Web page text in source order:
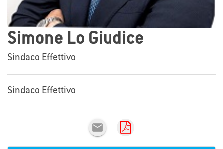
Simone Lo Giudice
Sindaco Effettivo
Sindaco Effettivo
